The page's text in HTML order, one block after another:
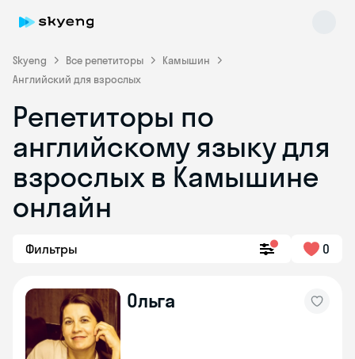
Skyeng Все репетиторы
Камышин
Английский для взрослых
Репетиторы по
английскому языку для
взрослых в Камышине
онлайн
Фильтры 0
Ольга
Skyeng Chat